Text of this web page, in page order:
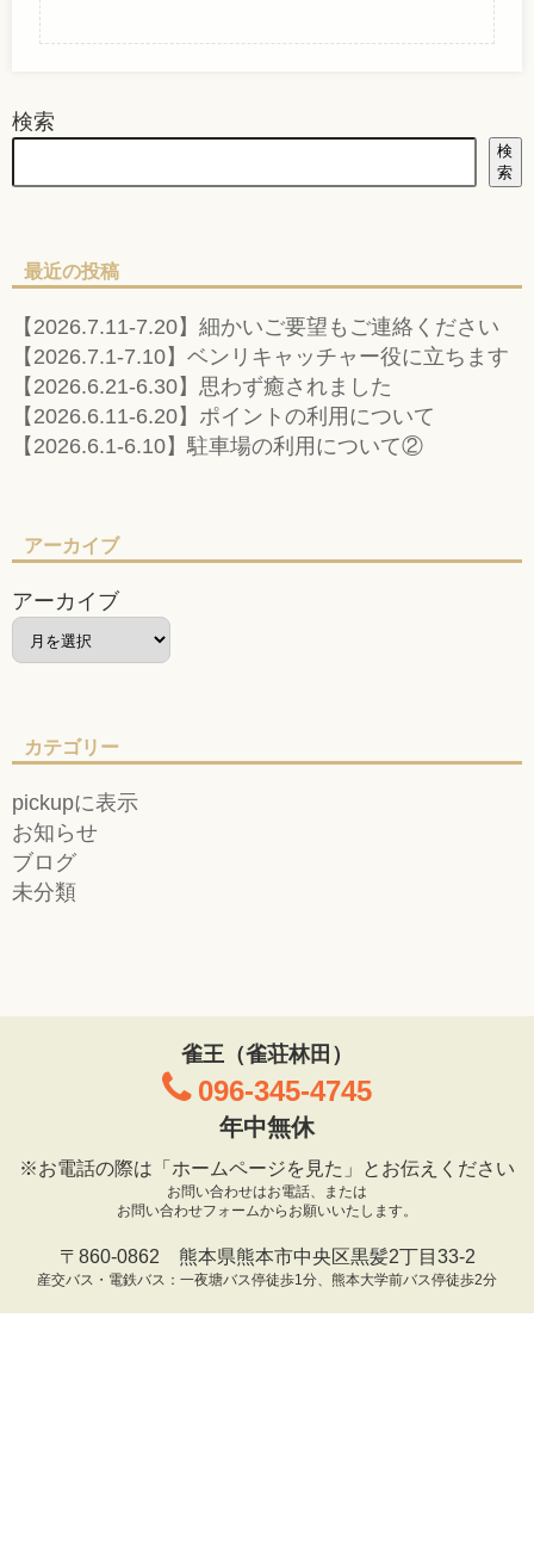
検索
検
索
最近の投稿
【2026.7.11-7.20】細かいご要望もご連絡ください
【2026.7.1-7.10】ベンリキャッチャー役に立ちます
【2026.6.21-6.30】思わず癒されました
【2026.6.11-6.20】ポイントの利用について
【2026.6.1-6.10】駐車場の利用について②
アーカイブ
アーカイブ
カテゴリー
pickupに表示
お知らせ
ブログ
未分類
雀王（雀荘林田）
096-345-4745
年中無休
※お電話の際は「ホームページを見た」とお伝えください
お問い合わせはお電話、または
お問い合わせフォームからお願いいたします。
〒860-0862 熊本県熊本市中央区黒髪2丁目33-2
産交バス・電鉄バス：一夜塘バス停徒歩1分、熊本大学前バス停徒歩2分